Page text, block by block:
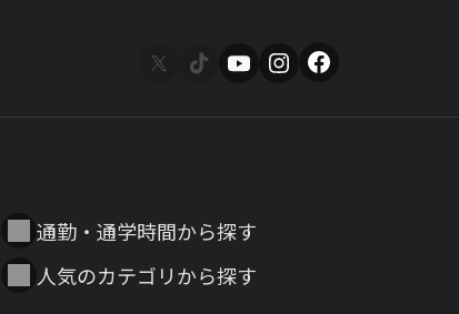
通勤・通学時間から探す
人気のカテゴリから探す